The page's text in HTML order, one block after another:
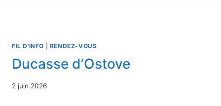
FIL D'INFO RENDEZ-VOUS
Ducasse d’Ostove
2 juin 2026